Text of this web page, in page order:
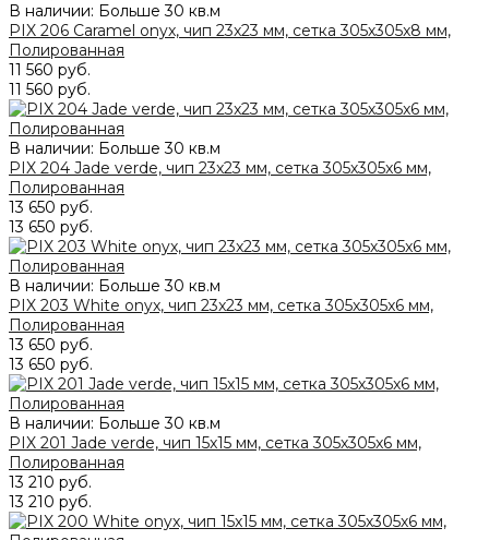
В наличии: Больше 30 кв.м
PIX 206 Caramel onyx, чип 23x23 мм, сетка 305х305x8 мм,
Полированная
11 560 руб.
11 560 руб.
В наличии: Больше 30 кв.м
PIX 204 Jade verde, чип 23x23 мм, сетка 305х305x6 мм,
Полированная
13 650 руб.
13 650 руб.
В наличии: Больше 30 кв.м
PIX 203 White onyx, чип 23x23 мм, сетка 305х305x6 мм,
Полированная
13 650 руб.
13 650 руб.
В наличии: Больше 30 кв.м
PIX 201 Jade verde, чип 15x15 мм, сетка 305х305x6 мм,
Полированная
13 210 руб.
13 210 руб.